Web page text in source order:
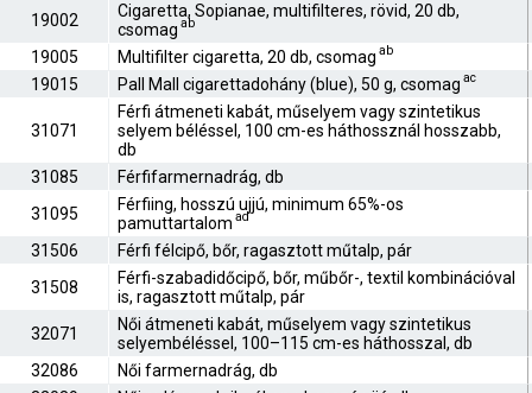
19002
Cigaretta, Sopianae, multifilteres, rövid, 20 db,
csomag ab
19005 Multifilter cigaretta, 20 db, csomag ab
19015 Pall Mall cigarettadohány (blue), 50 g, csomag ac
31071
Férfi átmeneti kabát, műselyem vagy szintetikus
selyem béléssel, 100 cm-es háthossznál hosszabb,
db
31085
Férfifarmernadrág, db
31095
Férfiing, hosszú ujjú, minimum 65%-os
pamuttartalom ad
31506
Férfi félcipő, bőr, ragasztott műtalp, pár
31508
Férfi-szabadidőcipő, bőr, műbőr-, textil kombinációval
is, ragasztott műtalp, pár
32071
Női átmeneti kabát, műselyem vagy szintetikus
selyembéléssel, 100–115 cm-es háthosszal, db
32086
Női farmernadrág, db